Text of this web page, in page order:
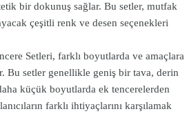
bir dokunuş sağlar. Bu setler, mutfak
çeşitli renk ve desen seçenekleri
Setleri, farklı boyutlarda ve amaçlara
Bu setler genellikle geniş bir tava, derin
küçük boyutlarda ek tencerelerden
farklı ihtiyaçlarını karşılamak